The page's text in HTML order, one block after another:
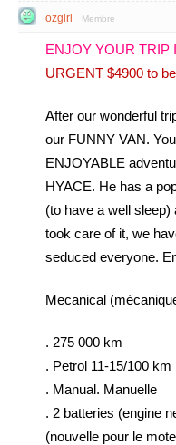
ozgirl Membre
ENJOY YOUR TRIP
URGENT $4900 to
After our wonderful
our FUNNY VAN.
ENJOYABLE
HYACE. He has a
(to have a well sleep)
took care of it, we
seduced everyone.
Mecanical
. 275 000 km
. Petrol 11-15/100 km
. Manual. Manuelle
. 2 batteries (engine
(nouvelle pour le